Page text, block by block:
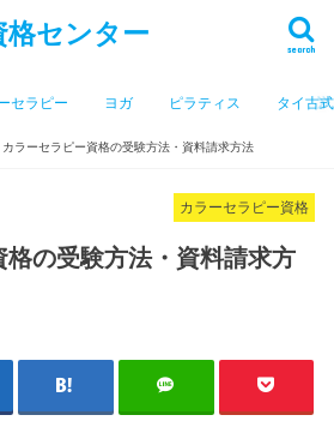
格センター search
セラピー ヨガ ピラティス タイ古
カラーセラピー資格の受験方法・資料請求方法
カラーセラピー資格
格の受験方法・資料請求方